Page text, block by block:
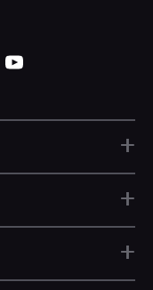
+
+
+